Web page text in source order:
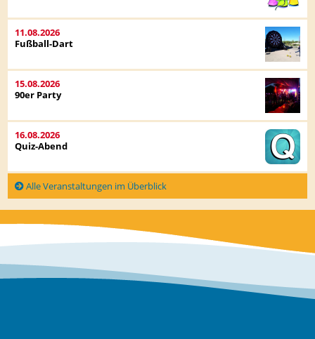
11.08.2026
Fußball-Dart
15.08.2026
90er Party
16.08.2026
Quiz-Abend
Alle Veranstaltungen im Überblick